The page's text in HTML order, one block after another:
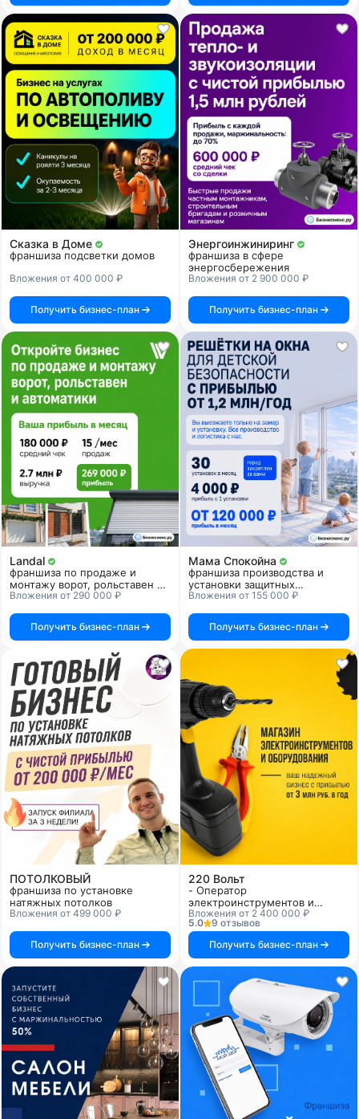
Сказка в Доме
франшиза подсветки домов
Вложения от 400 000 ₽
Получить бизнес-план
Энергоинжиниринг
франшиза в сфере
энергосбережения
Вложения от 2 900 000 ₽
Получить бизнес-план
Landal
франшиза по продаже и
монтажу ворот, рольставен и
автоматики
Вложения от 290 000 ₽
Получить бизнес-план
Мама Спокойна
франшиза производства и
установки защитных
прозрачных решеток для
Вложения от 155 000 ₽
Получить бизнес-план
ПОТОЛКОВЫЙ
франшиза по установке
натяжных потолков
Вложения от 499 000 ₽
Получить бизнес-план
220 Вольт
- Оператор
электроинструментов и
оборудования
Вложения от 2 400 000 ₽
5.0
9 отзывов
Получить бизнес-план